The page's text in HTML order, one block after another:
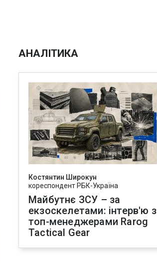
АНАЛІТИКА
Костянтин Широкун
кореспондент РБК-Україна
Майбутнє ЗСУ – за
екзоскелетами: інтерв'ю з
топ-менеджерами Rarog
Tactical Gear